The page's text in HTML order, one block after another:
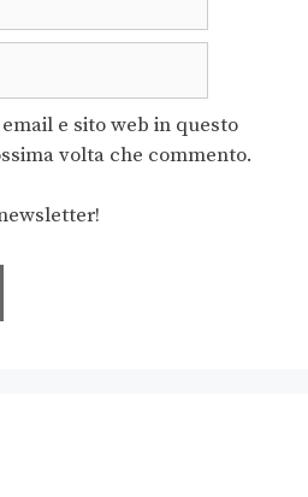
e sito web in questo
volta che commento.